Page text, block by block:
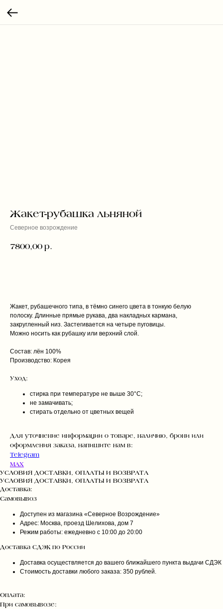
Жакет-рубашка льняной
Северное возрождение
7800,00 р.
Жакет, рубашечного типа, в тёмно синего цвета в тонкую белую
полоску. Длинные прямые рукава, два накладных кармана,
закругленный низ. Застегивается на четыре пуговицы.
Можно носить как рубашку или верхний слой.
Состав: лён 100%
Производство: Корея
Уход:
стирка при температуре не выше 30°C;
не замачивать;
стирать отдельно от цветных вещей
Для уточнение информации о товаре, наличию, брони или
оформления заказа, напишите нам в:
Telegram
MAX
УСЛОВИЯ ДОСТАВКИ, ОПЛАТЫ И ВОЗВРАТА
УСЛОВИЯ ДОСТАВКИ, ОПЛАТЫ И ВОЗВРАТА
Доставка:
Самовывоз
Доступен из магазина «Северное Возрождение»
Адрес: Москва, проезд Шелихова, дом 7
Режим работы: ежедневно с 10:00 до 20:00
Доставка СДЭК по России
Доставка осуществляется до вашего ближайшего пункта выдачи СДЭК
Стоимость доставки любого заказа: 350 рублей.
Оплата:
При самовывозе: